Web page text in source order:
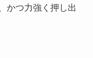
かつ力強く押し出